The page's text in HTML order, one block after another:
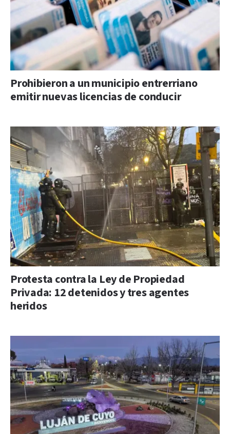
Prohibieron a un municipio entrerriano
emitir nuevas licencias de conducir
Protesta contra la Ley de Propiedad
Privada: 12 detenidos y tres agentes
heridos